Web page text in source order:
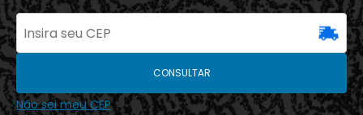
CONSULTAR
Não sei meu CEP